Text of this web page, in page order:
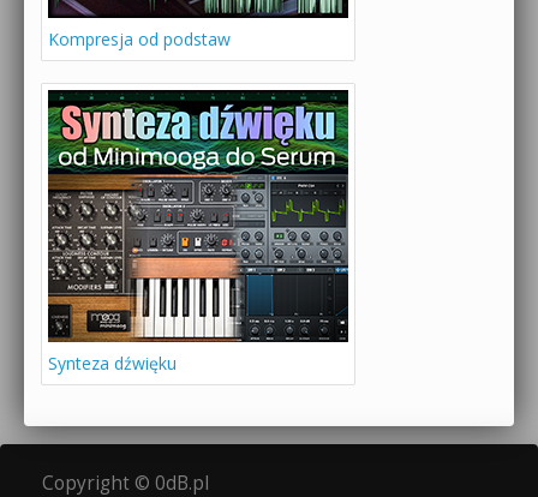
Kompresja od podstaw
Synteza dźwięku
Copyright © 0dB.pl